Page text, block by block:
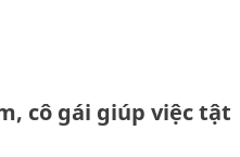
cô gái giúp việc tật